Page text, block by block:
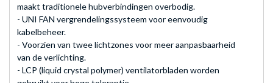
maakt traditionele hubverbindingen overbodig.
- UNI FAN vergrendelingssysteem voor eenvoudig
kabelbeheer.
- Voorzien van twee lichtzones voor meer aanpasbaarheid
van de verlichting.
- LCP (liquid crystal polymer) ventilatorbladen worden